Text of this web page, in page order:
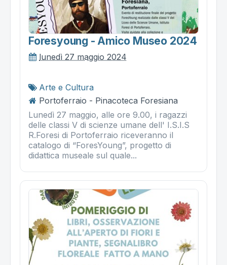
Foresyoung - Amico Museo 2024
lunedì 27 maggio 2024
Arte e Cultura
Portoferraio - Pinacoteca Foresiana
Lunedì 27 maggio, alle ore 9.00, i ragazzi
delle classi V di scienze umane dell' I.S.I.S
R.Foresi di Portoferraio riceveranno il
catalogo di “ForesYoung”, progetto di
didattica museale sul quale...